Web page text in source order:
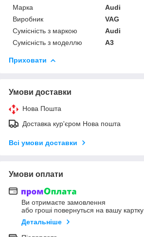
Марка
Audi
Виробник
VAG
Сумісність з маркою
Audi
Сумісність з моделлю
A3
Приховати
Умови доставки
Нова Пошта
Доставка кур'єром Нова пошта
Всі умови доставки
Умови оплати
Ви отримаєте замовлення
або гроші повернуться на вашу картку
Детальніше